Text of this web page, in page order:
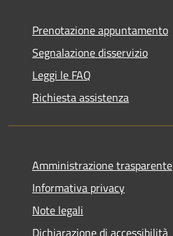
Prenotazione appuntamento
Segnalazione disservizio
Leggi le FAQ
Richiesta assistenza
Amministrazione trasparente
Informativa privacy
Note legali
Dichiarazione di accessibilità